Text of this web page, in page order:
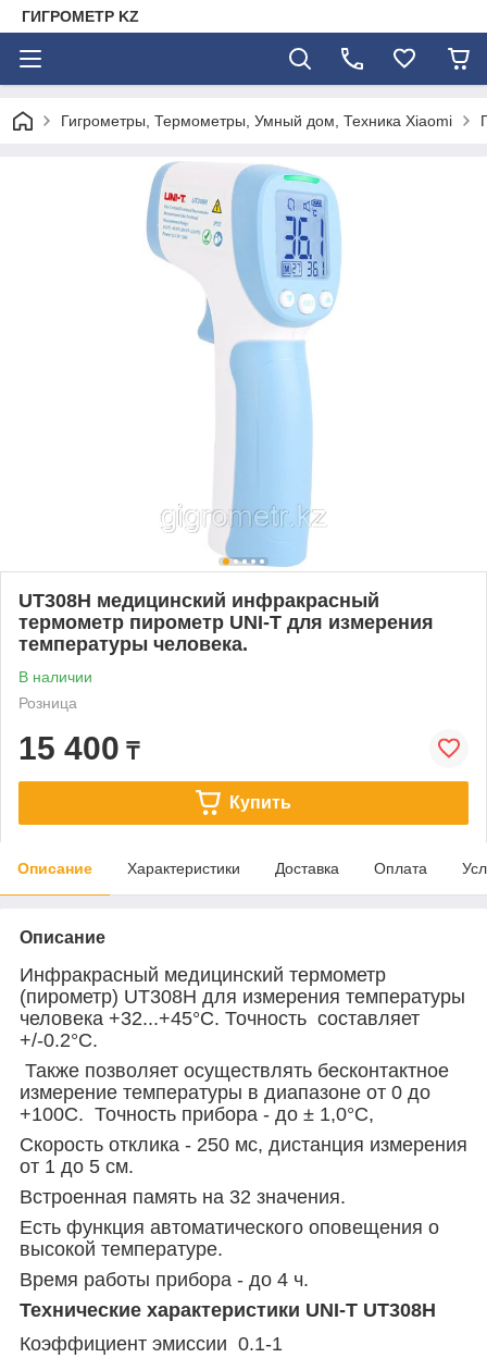
ГИГРОМЕТР KZ
Гигрометры, Термометры, Умный дом, Техника Xiaomi
UT308H медицинский инфракрасный
термометр пирометр UNI-T для измерения
температуры человека.
В наличии
Розница
15 400 ₸
Купить
Описание Характеристики Доставка Оплата
Описание
Инфракрасный медицинский термометр
(пирометр) UT308H для измерения температуры
человека +32...+45°С. Точность составляет
+/-0.2°С.
Также позволяет осуществлять бесконтактное
измерение температуры в диапазоне от 0 до
+100С. Точность прибора - до ± 1,0°C,
Скорость отклика - 250 мс, дистанция измерения
от 1 до 5 см.
Встроенная память на 32 значения.
Есть функция автоматического оповещения о
высокой температуре.
Время работы прибора - до 4 ч.
Технические характеристики UNI-T UT308H
Коэффициент эмиссии 0.1-1